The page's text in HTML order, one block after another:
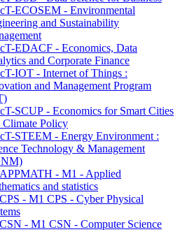
ECOSEM - Environmental
and Sustainability
EDACF - Economics, Data
and Corporate Finance
IOT - Internet of Things :
and Management Program
SCUP - Economics for Smart Cities
Climate Policy
STEEM - Energy Environment :
Technology & Management
- M1 - Applied
and statistics
- M1 CPS - Cyber Physical
- M1 CSN - Computer Science